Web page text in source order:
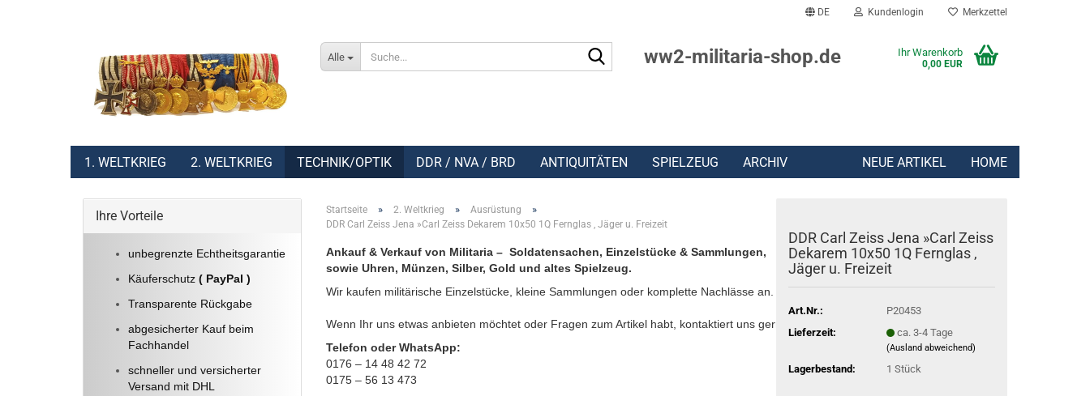
DE Kundenlogin Merkzettel
Alle ww2-militaria-shop.de Ihr Warenkorb
0,00 EUR
1. WELTKRIEG 2. WELTKRIEG TECHNIK/OPTIK DDR / NVA / BRD ANTIQUITÄTEN SPIELZEUG ARCHIV NEUE ARTIKEL HOME
Startseite » 2. Weltkrieg » Ausrüstung »
DDR Carl Zeiss Jena »Carl Zeiss Dekarem 10x50 1Q Fernglas , Jäger u. Freizeit
Ankauf & Verkauf von Militaria – Soldatensachen, Einzelstücke & Sammlungen,
sowie Uhren, Münzen, Silber, Gold und altes Spielzeug.
Wir kaufen militärische Einzelstücke, kleine Sammlungen oder komplette Nachlässe an.
Wenn Ihr uns etwas anbieten möchtet oder Fragen zum Artikel habt, kontaktiert uns gern:
Telefon oder WhatsApp:
0176 – 14 48 42 72
0175 – 56 13 473
DDR Carl Zeiss Jena »Carl Zeiss
Dekarem 10x50 1Q Fernglas ,
Jäger u. Freizeit
Art.Nr.:
P20453
Lieferzeit:
ca. 3-4 Tage
(Ausland abweichend)
Lagerbestand: 1Stück
Ihre Vorteile
unbegrenzte Echtheitsgarantie
Käuferschutz ( PayPal )
Transparente Rückgabe
abgesicherter Kauf beim
Fachhandel
schneller und versicherter
Versand mit DHL